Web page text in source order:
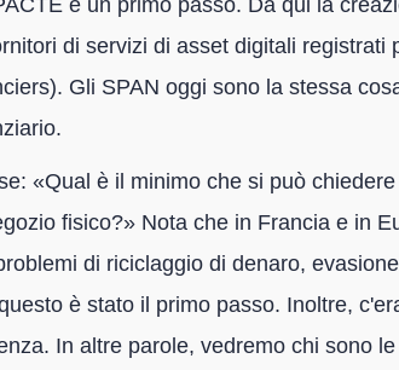
è un primo passo. Da qui la
di servizi di asset digitali registrati
Gli SPAN oggi sono la stessa
«Qual è il minimo che si può
fisico?» Nota che in Francia e in
di riciclaggio di denaro,
è stato il primo passo. Inoltre,
In altre parole, vedremo chi sono